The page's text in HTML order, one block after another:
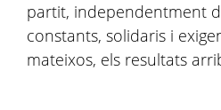
partit, independentment
constants, solidaris i
mateixos, els resultats